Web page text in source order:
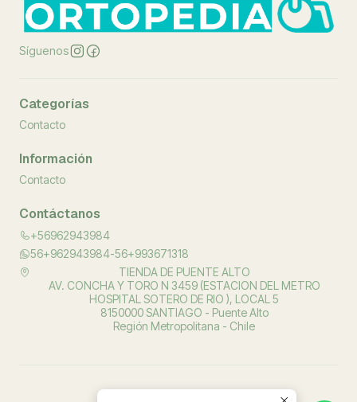
Síguenos
Categorías
Contacto
Información
Contacto
Contáctanos
+56962943984
56+962943984-56+993671318
TIENDA DE PUENTE ALTO
AV. CONCHA Y TORO N 3459 (ESTACION DEL METRO
HOSPITAL SOTERO DE RIO ), LOCAL 5
8150000 SANTIAGO - Puente Alto
Región Metropolitana - Chile